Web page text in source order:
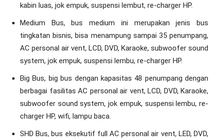
kabin luas, jok empuk, suspensi lembut, re-charger HP.
Medium Bus, bus medium ini merupakan jenis bus
tingkatan bisnis, bisa menampung sampai 35 penumpang,
AC personal air vent, LCD, DVD, Karaoke, subwoofer sound
system, jok empuk, suspensi lembu, re-charger HP.
Big Bus, big bus dengan kapasitas 48 penumpang dengan
berbagai fasilitas AC personal air vent, LCD, DVD, Karaoke,
subwoofer sound system, jok empuk, suspensi lembu, re-
charger HP, wifi, lampu baca.
SHD Bus, bus eksekutif full AC personal air vent, LED, DVD,